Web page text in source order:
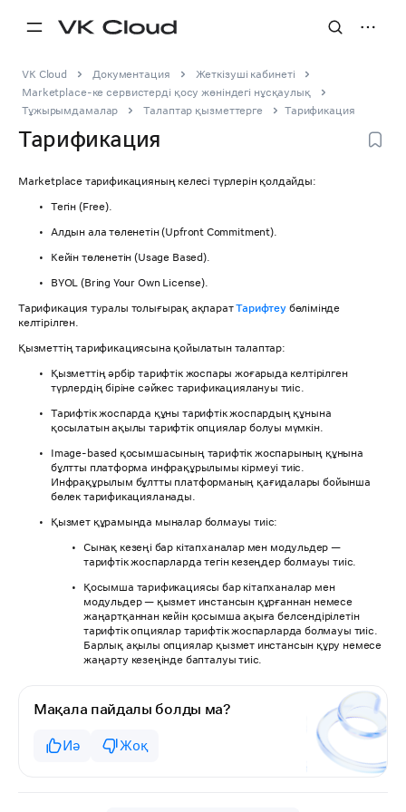
VK Cloud Документация
Жеткізуші кабинеті
Marketplace-ке сервистерді қосу жөніндегі нұсқаулық
Тұжырымдамалар
Талаптар қызметтерге Тарификация
Тарификация
Marketplace тарификацияның келесі түрлерін қолдайды:
Тегін (Free).
Алдын ала төленетін (Upfront Commitment).
Кейін төленетін (Usage Based).
BYOL (Bring Your Own License).
Тарификация туралы толығырақ ақпаратТарифтеубөлімінде
келтірілген.
Қызметтің тарификациясына қойылатын талаптар:
Қызметтің әрбір тарифтік жоспары жоғарыда келтірілген
түрлердің біріне сәйкес тарификациялануы тиіс.
Тарифтік жоспарда құны тарифтік жоспардың құнына
қосылатын ақылы тарифтік опциялар болуы мүмкін.
Image-based қосымшасының тарифтік жоспарының құнына
бұлтты платформа инфрақұрылымы кірмеуі тиіс.
Инфрақұрылым бұлтты платформаның қағидалары бойынша
бөлек тарификацияланады.
Қызмет құрамында мыналар болмауы тиіс:
Сынақ кезеңі бар кітапханалар мен модульдер —
тарифтік жоспарларда тегін кезеңдер болмауы тиіс.
Қосымша тарификациясы бар кітапханалар мен
модульдер — қызмет инстансын құрғаннан немесе
жаңартқаннан кейін қосымша ақыға белсендірілетін
тарифтік опциялар тарифтік жоспарларда болмауы тиіс.
Барлық ақылы опциялар қызмет инстансын құру немесе
жаңарту кезеңінде бапталуы тиіс.
Мақала пайдалы болды ма?
Иә Жоқ